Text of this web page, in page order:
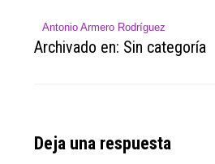
Antonio Armero Rodríguez
Archivado en: Sin categoría
Reader
Deja una respuesta